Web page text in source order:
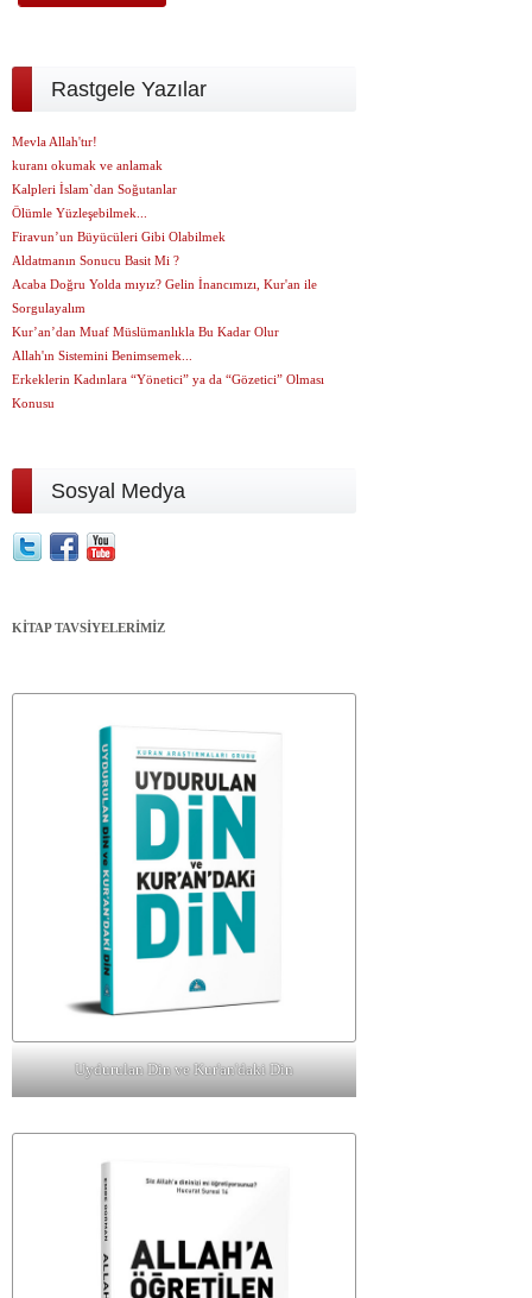
Rastgele Yazılar
Mevla Allah'tır!
kuranı okumak ve anlamak
Kalpleri İslam`dan Soğutanlar
Ölümle Yüzleşebilmek...
Firavun’un Büyücüleri Gibi Olabilmek
Aldatmanın Sonucu Basit Mi ?
Acaba Doğru Yolda mıyız? Gelin İnancımızı, Kur'an ile
Sorgulayalım
Kur’an’dan Muaf Müslümanlıkla Bu Kadar Olur
Allah'ın Sistemini Benimsemek...
Erkeklerin Kadınlara “Yönetici” ya da “Gözetici” Olması
Konusu
Sosyal Medya
KİTAP TAVSİYELERİMİZ
Uydurulan Din ve Kur'an'daki Din